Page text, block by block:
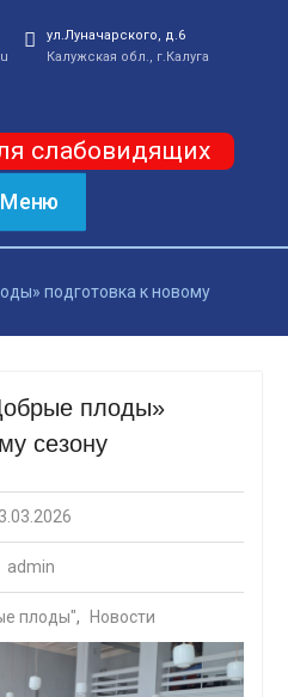
ул.Луначарского, д.6
Калужская обл., г.Калуга
слабовидящих
Меню
подготовка к новому
плоды»
сезону
admin
плоды", Новости